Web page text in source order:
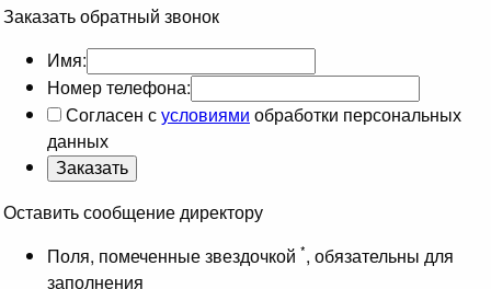
Заказать обратный звонок
Имя:
Номер телефона:
Согласен сусловиями обработки персональных
данных
Оставить сообщение директору
Поля, помеченные звездочкой *, обязательны для
заполнения